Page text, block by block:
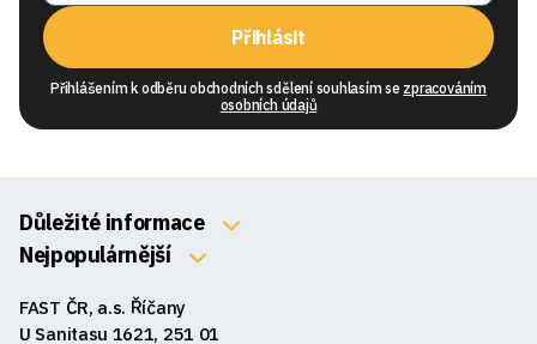
Přihlásit
Přihlášením k odběru obchodních sdělení souhlasím se zpracováním
osobních údajů
Důležité informace
O nás
Obchodní podmínky
Nejpopulárnější
Myši
FAST ČR, a.s. Říčany
U Sanitasu 1621, 251 01